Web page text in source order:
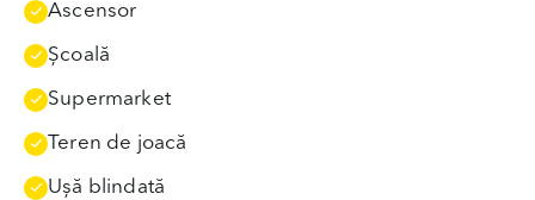
Ascensor
Școală
Supermarket
Teren de joacă
Uşă blindată